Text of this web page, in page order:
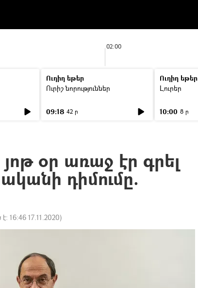
02:00
Ուղիղ եթեր
Ուրիշ նորություններ
09:18 42 ր
Ուղիղ եթեր
Լուրեր
10:00 8 ր
օր առաջ էր գրել
դիմումը.
16:46 17.11.2020)